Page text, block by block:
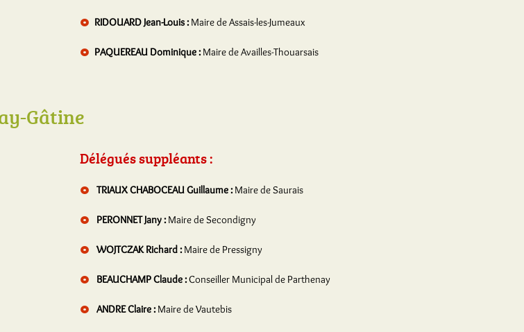
RIDOUARD Jean-Louis :Maire de Assais-les-Jumeaux
PAQUEREAU Dominique :Maire de Availles-Thouarsais
Gâtine
Délégués suppléants :
TRIAUX CHABOCEAU Guillaume :Maire de Saurais
PERONNET Jany :Maire de Secondigny
WOJTCZAK Richard :Maire de Pressigny
BEAUCHAMP Claude :Conseiller Municipal de Parthenay
ANDRE Claire :Maire de Vautebis